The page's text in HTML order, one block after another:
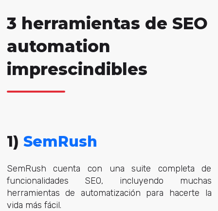
3 herramientas de SEO
automation
imprescindibles
1) SemRush
SemRush cuenta con una suite completa de
funcionalidades SEO, incluyendo muchas
herramientas de automatización para hacerte la
vida más fácil.